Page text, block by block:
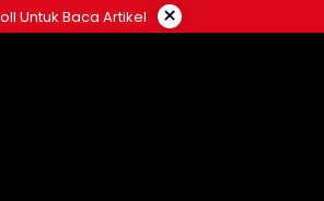
Untuk Baca Artikel ×